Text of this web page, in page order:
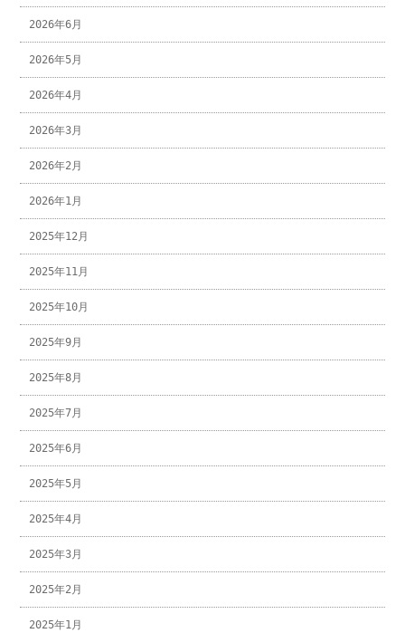
2026年6月
2026年5月
2026年4月
2026年3月
2026年2月
2026年1月
2025年12月
2025年11月
2025年10月
2025年9月
2025年8月
2025年7月
2025年6月
2025年5月
2025年4月
2025年3月
2025年2月
2025年1月